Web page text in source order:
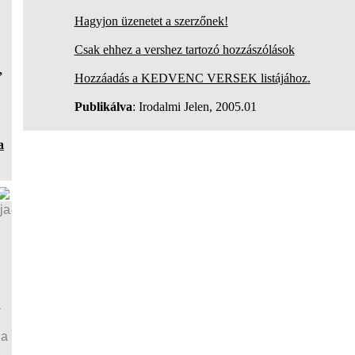
Hagyjon üzenetet a szerzőnek!
Csak ehhez a vershez tartozó hozzászólások
Hozzáadás a KEDVENC VERSEK listájához.
Publikálva: Irodalmi Jelen, 2005.01